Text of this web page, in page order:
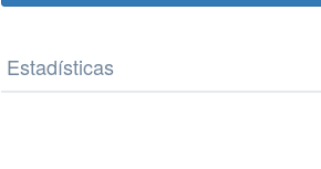
Estadísticas